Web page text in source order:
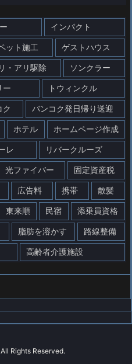
インパクト
ット施工 ゲストハウス
・アリ駆除 ソンクラー
ー トウィンクル
ク バンコク発日帰り送迎
ホテル ホームページ作成
レ リバークルーズ
光ファイバー 固定資産税
広告料 携帯 散髪
東来順 民宿 添乗員資格
脂肪を溶かす 路線整備
高齢者介護施設
All Rights Reserved.